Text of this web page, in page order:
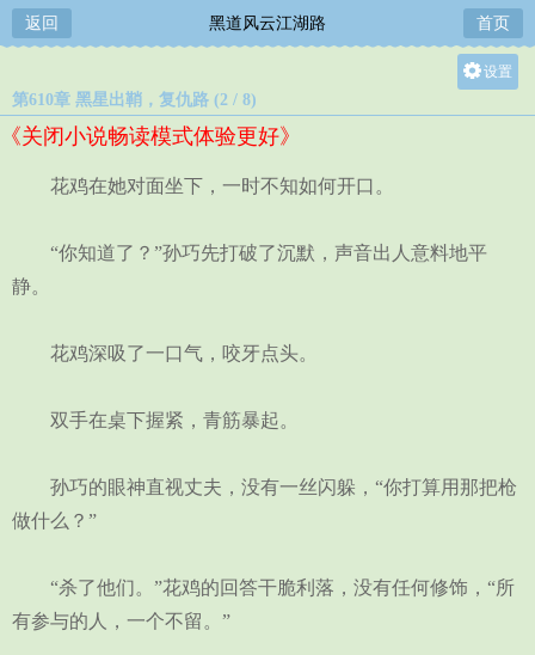
返回 黑道风云江湖路 首页
设置
第610章 黑星出鞘，复仇路 (2 / 8)
《关闭小说畅读模式体验更好》
花鸡在她对面坐下，一时不知如何开口。
“你知道了？”孙巧先打破了沉默，声音出人意料地平
静。
花鸡深吸了一口气，咬牙点头。
双手在桌下握紧，青筋暴起。
孙巧的眼神直视丈夫，没有一丝闪躲，“你打算用那把枪
做什么？”
“杀了他们。”花鸡的回答干脆利落，没有任何修饰，“所
有参与的人，一个不留。”